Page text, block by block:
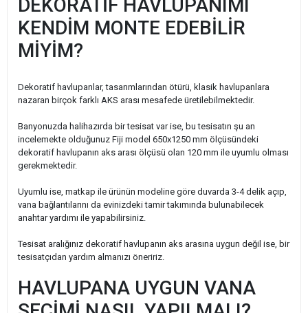
DEKORATİF HAVLUPANIMI
KENDİM MONTE EDEBİLİR
MİYİM?
Dekoratif havlupanlar, tasarımlarından ötürü, klasik havlupanlara
nazaran birçok farklı AKS arası mesafede üretilebilmektedir.
Banyonuzda halihazırda bir tesisat var ise, bu tesisatın şu an
incelemekte olduğunuz Fiji model 650x1250 mm ölçüsündeki
dekoratif havlupanın aks arası ölçüsü olan 120 mm ile uyumlu olması
gerekmektedir.
Uyumlu ise, matkap ile ürünün modeline göre duvarda 3-4 delik açıp,
vana bağlantılarını da evinizdeki tamir takımında bulunabilecek
anahtar yardımı ile yapabilirsiniz.
Tesisat aralığınız dekoratif havlupanın aks arasına uygun değil ise, bir
tesisatçıdan yardım almanızı öneririz.
HAVLUPANA UYGUN VANA